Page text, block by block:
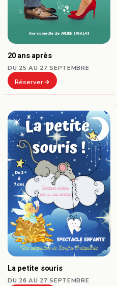
20 ans après
DU 25 AU 27 SEPTEMBRE
Réserver
La petite souris
DU 26 AU 27 SEPTEMBRE